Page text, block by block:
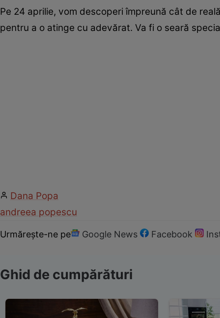
Pe 24 aprilie, vom descoperi împreună cât de
pentru a o atinge cu adevărat. Va fi o seară
Dana Popa
andreea popescu
Urmărește-ne pe Google News Facebook
Ghid de cumpărături